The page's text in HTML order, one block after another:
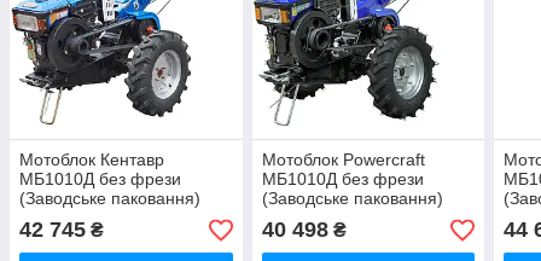
Мотоблок Кентавр
МБ1010Д без фрези
(Заводське паковання)
42 745 ₴
Мотоблок Powercraft
МБ1010Д без фрези
(Заводське паковання)
40 498₴ 44